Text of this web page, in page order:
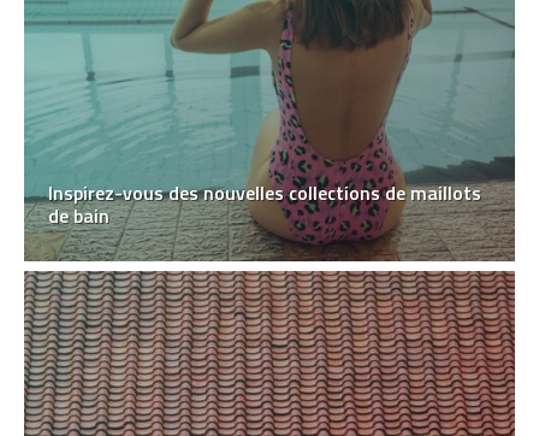
Inspirez-vous des nouvelles collections de maillots
de bain